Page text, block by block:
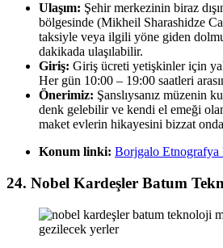
Ulaşım: Şehir merkezinin biraz
bölgesinde (Mikheil Sharashidze
taksiyle veya ilgili yöne giden
dakikada ulaşılabilir.
Giriş: Giriş ücreti yetişkinler için
Her gün 10:00 – 19:00 saatleri
Önerimiz: Şanslıysanız müzenin
denk gelebilir ve kendi el emeği
maket evlerin hikayesini bizzat
Konum linki: Borjgalo Etnografya
24. Nobel Kardeşler Batum